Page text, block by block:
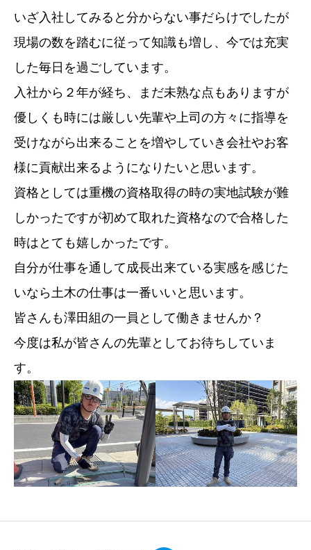
いざ入社してみると分からない事だらけでしたが
現場の数を踏むに従って知識も増し、今では充実
した毎日を過ごしています。
入社から２年が経ち、まだ未熟な点もありますが
優しくも時には厳しい先輩や上司の方々に指導を
受けながら出来ることを増やしていき会社やお客
様に貢献出来るようになりたいと思います。
資格としては重機の資格取得の時の実地試験が難
しかったですが初めて取れた資格なので合格した
時はとても嬉しかったです。
自分が仕事を通して成長出来ている実感を感じた
いなら土木の仕事は一番いいと思います。
皆さんも澤田組の一員として働きませんか？
今度は私が皆さんの先輩としてお待ちしていま
す。